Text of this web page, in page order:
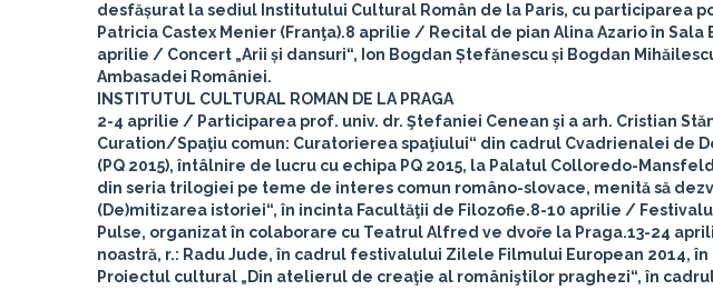
desfășurat la sediul Institutului Cultural Român de la Paris, cu participarea
Patricia Castex Menier (Franţa).8 aprilie / Recital de pian Alina Azario în
aprilie / Concert „Arii și dansuri“, Ion Bogdan Ștefănescu și Bogdan
Ambasadei României.
INSTITUTUL CULTURAL ROMAN DE LA PRAGA
2-4 aprilie / Participarea prof. univ. dr. Ştefaniei Cenean şi a arh. Cristian
Curation/Spaţiu comun: Curatorierea spaţiului“ din cadrul Cvadrienalei de
(PQ 2015), întâlnire de lucru cu echipa PQ 2015, la Palatul Colloredo-
din seria trilogiei pe teme de interes comun româno-slovace, menită să
(De)mitizarea istoriei“, în incinta Facultăţii de Filozofie.8-10 aprilie /
Pulse, organizat în colaborare cu Teatrul Alfred ve dvoře la Praga.13-24
noastră, r.: Radu Jude, în cadrul festivalului Zilele Filmului European 2014,
Proiectul cultural „Din atelierul de creaţie al româniştilor praghezi“, în